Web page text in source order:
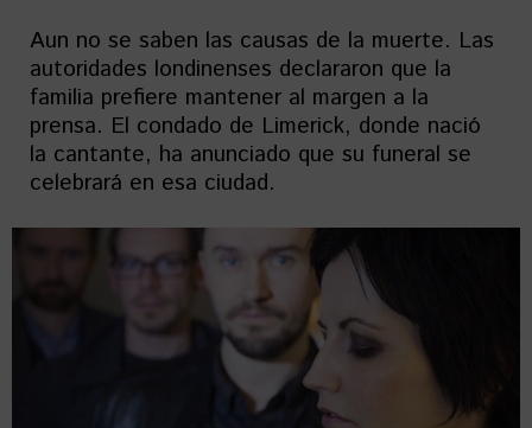
Aun no se saben las causas de la muerte. Las
autoridades londinenses declararon que la
familia prefiere mantener al margen a la
prensa. El condado de Limerick, donde nació
la cantante, ha anunciado que su funeral se
celebrará en esa ciudad.